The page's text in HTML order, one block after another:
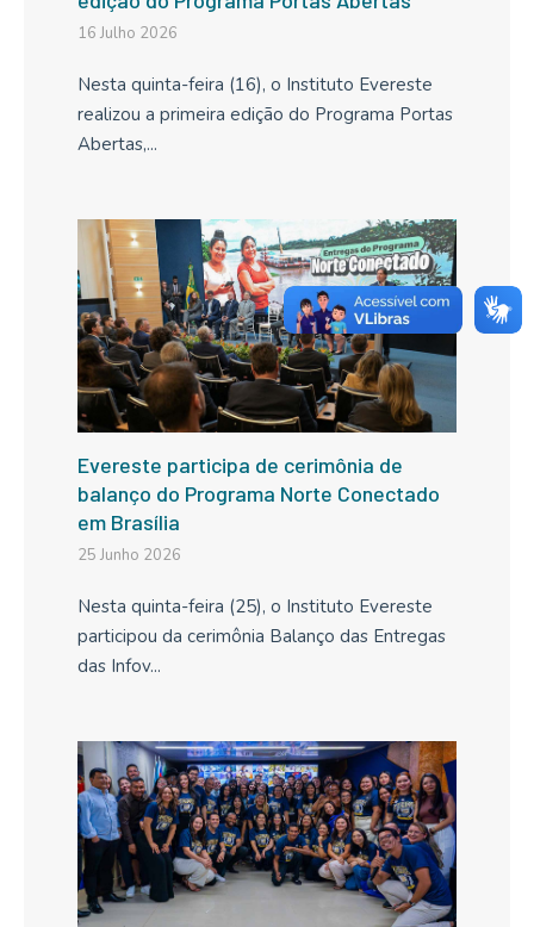
16 Julho 2026
Nesta quinta-feira (16), o Instituto Evereste
realizou a primeira edição do Programa Portas
Abertas,...
Evereste participa de cerimônia de
balanço do Programa Norte Conectado
em Brasília
25 Junho 2026
Nesta quinta-feira (25), o Instituto Evereste
participou da cerimônia Balanço das Entregas
das Infov...